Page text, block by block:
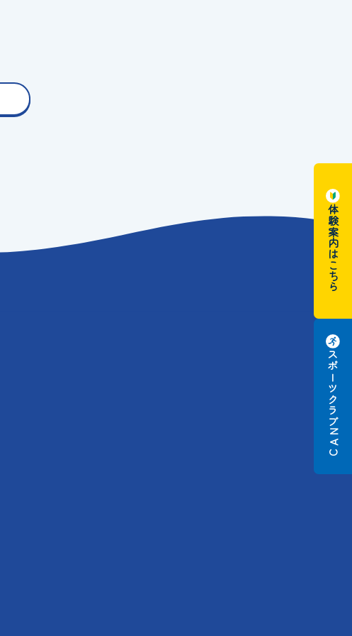
体験案内はこちら
スポーツクラブ
N
A
C